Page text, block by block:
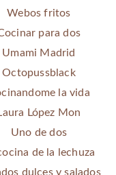
Webos fritos
para dos
Umami Madrid
Octopussblack
la vida
López Mon
Uno de dos
de la lechuza
dulces y salados